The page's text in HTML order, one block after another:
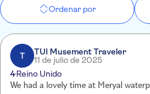
Ordenar por
T
TUI Musement Traveler
11 de julio de 2025
4Reino Unido
We had a lovely time at Meryal